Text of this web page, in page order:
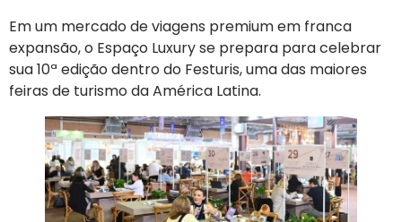
Em um mercado de viagens premium em franca
expansão, o Espaço Luxury se prepara para celebrar
sua 10ª edição dentro do Festuris, uma das maiores
feiras de turismo da América Latina.